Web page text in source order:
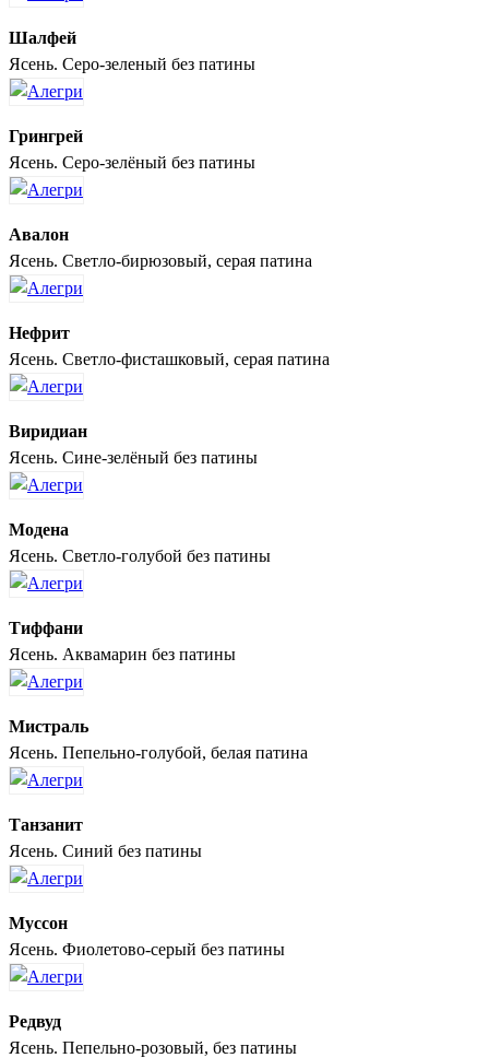
Шалфей
Ясень. Серо-зеленый без патины
Грингрей
Ясень. Серо-зелёный без патины
Авалон
Ясень. Светло-бирюзовый, серая патина
Нефрит
Ясень. Светло-фисташковый, серая патина
Виридиан
Ясень. Сине-зелёный без патины
Модена
Ясень. Светло-голубой без патины
Тиффани
Ясень. Аквамарин без патины
Мистраль
Ясень. Пепельно-голубой, белая патина
Танзанит
Ясень. Синий без патины
Муссон
Ясень. Фиолетово-серый без патины
Редвуд
Ясень. Пепельно-розовый, без патины